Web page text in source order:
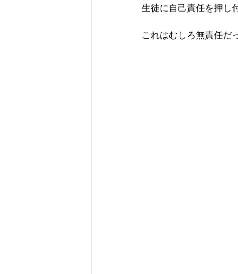
生徒に自己責任を押し
これはむしろ無責任だ